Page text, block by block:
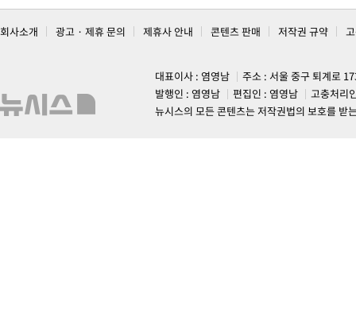
회사소개 광고 · 제휴 문의 제휴사 안내 콘텐츠 판매 저작권 규약
대표이사 : 염영남
주소 : 서울 중구 퇴계로
발행인 : 염영남
편집인 : 염영남
고충처리
뉴시스의 모든 콘텐츠는 저작권법의 보호를